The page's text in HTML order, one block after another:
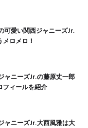
ロメロ！
フィールを紹介